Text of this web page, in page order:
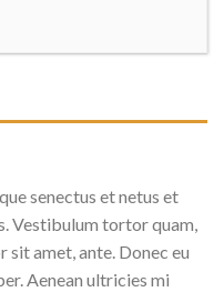
senectus et netus et
Vestibulum tortor quam,
amet, ante. Donec eu
Aenean ultricies mi